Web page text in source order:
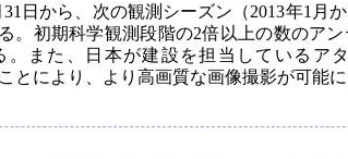
日から、次の観測シーズン（2013年1月
。初期科学観測段階の2倍以上の数のア
。また、日本が建設を担当しているア
とにより、より高画質な画像撮影が可能に